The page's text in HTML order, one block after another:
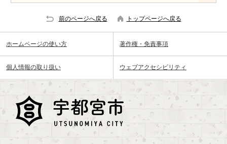
前のページへ戻る トップページへ戻る
ホームページの使い方 著作権・免責事項
個人情報の取り扱い ウェブアクセシビリティ